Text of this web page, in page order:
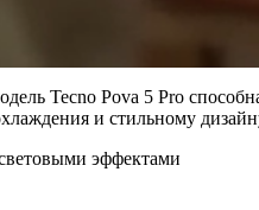
Tecno Pova 5 Pro
и стильному